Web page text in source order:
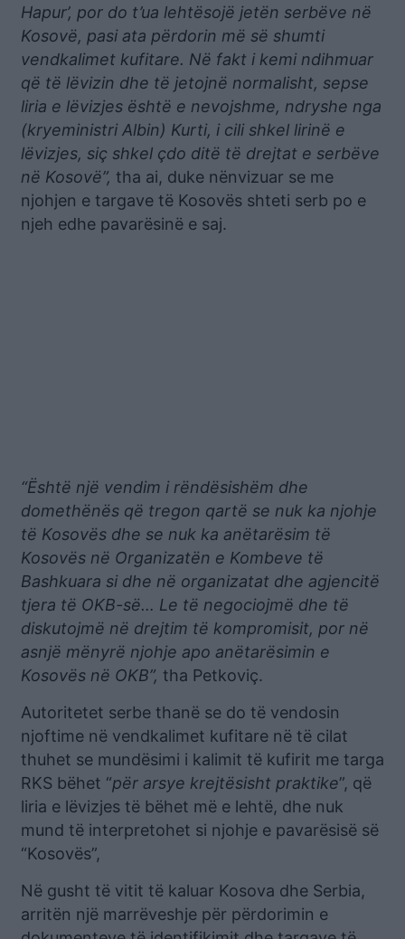
Hapur’, por do t’ua lehtësojë jetën serbëve në
Kosovë, pasi ata përdorin më së shumti
vendkalimet kufitare. Në fakt i kemi ndihmuar
që të lëvizin dhe të jetojnë normalisht, sepse
liria e lëvizjes është e nevojshme, ndryshe nga
(kryeministri Albin) Kurti, i cili shkel lirinë e
lëvizjes, siç shkel çdo ditë të drejtat e serbëve
në Kosovë”, tha ai, duke nënvizuar se me
njohjen e targave të Kosovës shteti serb po e
njeh edhe pavarësinë e saj.
“Është një vendim i rëndësishëm dhe
domethënës që tregon qartë se nuk ka njohje
të Kosovës dhe se nuk ka anëtarësim të
Kosovës në Organizatën e Kombeve të
Bashkuara si dhe në organizatat dhe agjencitë
tjera të OKB-së… Le të negociojmë dhe të
diskutojmë në drejtim të kompromisit, por në
asnjë mënyrë njohje apo anëtarësimin e
Kosovës në OKB”, tha Petkoviç.
Autoritetet serbe thanë se do të vendosin
njoftime në vendkalimet kufitare në të cilat
thuhet se mundësimi i kalimit të kufirit me targa
RKS bëhet “për arsye krejtësisht praktike”, që
liria e lëvizjes të bëhet më e lehtë, dhe nuk
mund të interpretohet si njohje e pavarësisë së
“Kosovës”,
Në gusht të vitit të kaluar Kosova dhe Serbia,
arritën një marrëveshje për përdorimin e